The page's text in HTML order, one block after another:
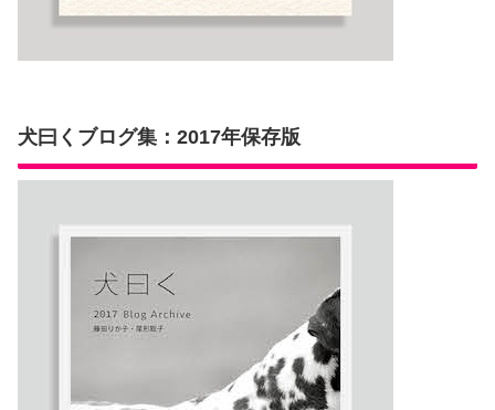
犬曰くブログ集：2017年保存版